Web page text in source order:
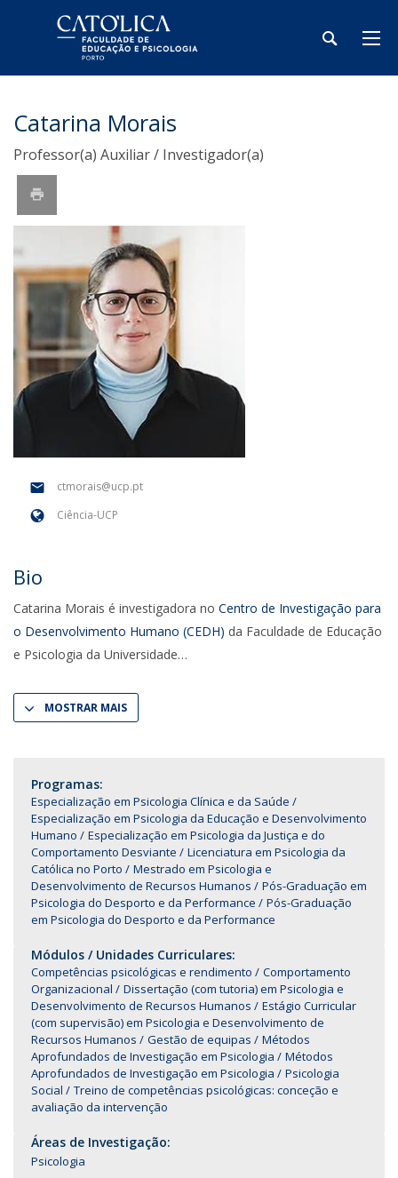
Catarina Morais
Professor(a) Auxiliar / Investigador(a)
ctmorais@ucp.pt
Ciência-UCP
Bio
Catarina Morais é investigadora no Centro de Investigação para
o Desenvolvimento Humano (CEDH) da Faculdade de Educação
e Psicologia da Universidade
MOSTRAR MAIS
Programas:
Especialização em Psicologia Clínica e da Saúde
Especialização em Psicologia da Educação e Desenvolvimento
Humano
Especialização em Psicologia da Justiça e do
Comportamento Desviante
Licenciatura em Psicologia da
Católica no Porto
Mestrado em Psicologia e
Desenvolvimento de Recursos Humanos
Pós-Graduação em
Psicologia do Desporto e da Performance
Pós-Graduação
em Psicologia do Desporto e da Performance
Módulos / Unidades Curriculares:
Competências psicológicas e rendimento
Comportamento
Organizacional
Dissertação (com tutoria) em Psicologia e
Desenvolvimento de Recursos Humanos
Estágio Curricular
(com supervisão) em Psicologia e Desenvolvimento de
Recursos Humanos
Gestão de equipas
Métodos
Aprofundados de Investigação em Psicologia
Métodos
Aprofundados de Investigação em Psicologia
Psicologia
Social
Treino de competências psicológicas: conceção e
avaliação da intervenção
Áreas de Investigação:
Psicologia